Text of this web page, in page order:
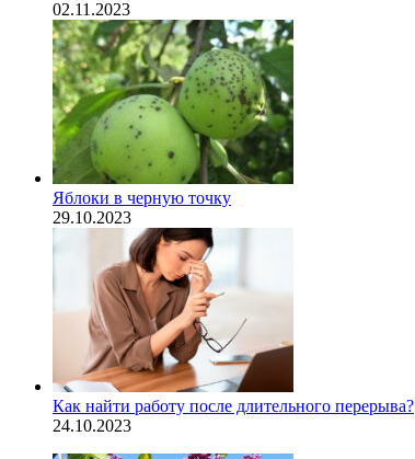
02.11.2023
Яблоки в черную точку
29.10.2023
Как найти работу после длительного перерыва?
24.10.2023